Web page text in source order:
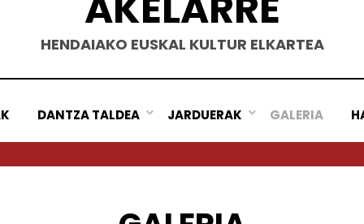
HENDAIAKO EUSKAL KULTUR ELKARTEA
DANTZA TALDEA JARDUERAK GALERIA